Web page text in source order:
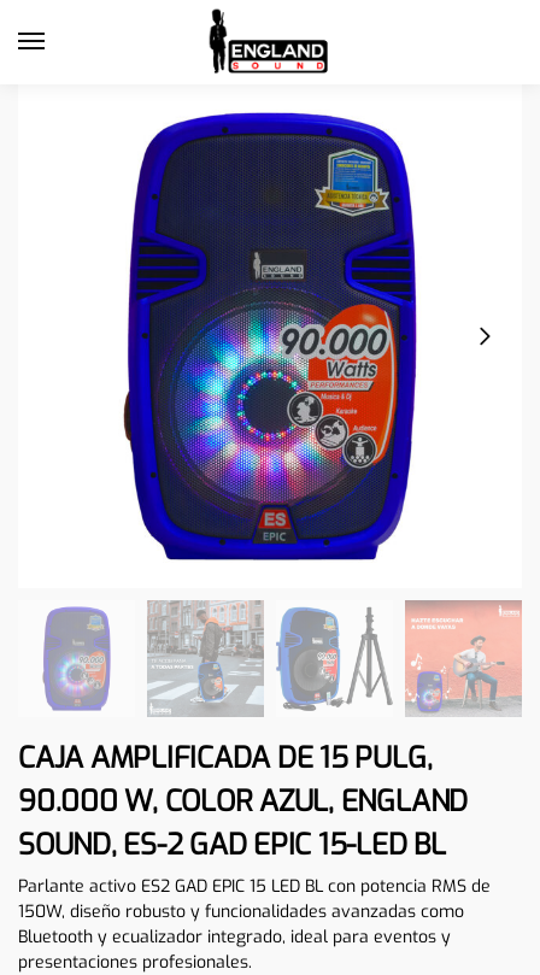
CAJA AMPLIFICADA DE 15 PULG,
90.000 W, COLOR AZUL, ENGLAND
SOUND, ES-2 GAD EPIC 15-LED BL
Parlante activo ES2 GAD EPIC 15 LED BL con potencia RMS de
150W, diseño robusto y funcionalidades avanzadas como
Bluetooth y ecualizador integrado, ideal para eventos y
presentaciones profesionales.